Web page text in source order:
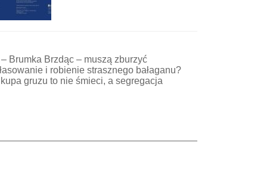
Brumka Brzdąc – muszą zburzyć
i robienie strasznego bałaganu?
gruzu to nie śmieci, a segregacja